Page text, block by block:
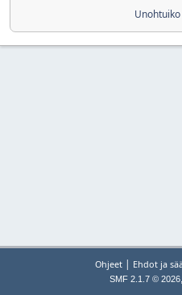
Ohjeet | Ehdot ja
SMF 2.1.7 © 2026,